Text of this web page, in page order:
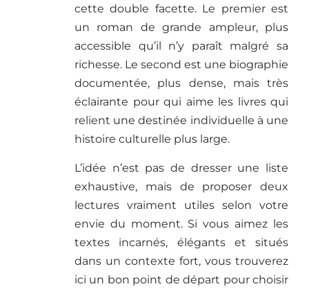
cette double facette. Le premier est
un roman de grande ampleur, plus
accessible qu’il n’y paraît malgré sa
richesse. Le second est une biographie
documentée, plus dense, mais très
éclairante pour qui aime les livres qui
relient une destinée individuelle à une
histoire culturelle plus large.
L’idée n’est pas de dresser une liste
exhaustive, mais de proposer deux
lectures vraiment utiles selon votre
envie du moment. Si vous aimez les
textes incarnés, élégants et situés
dans un contexte fort, vous trouverez
ici un bon point de départ pour choisir